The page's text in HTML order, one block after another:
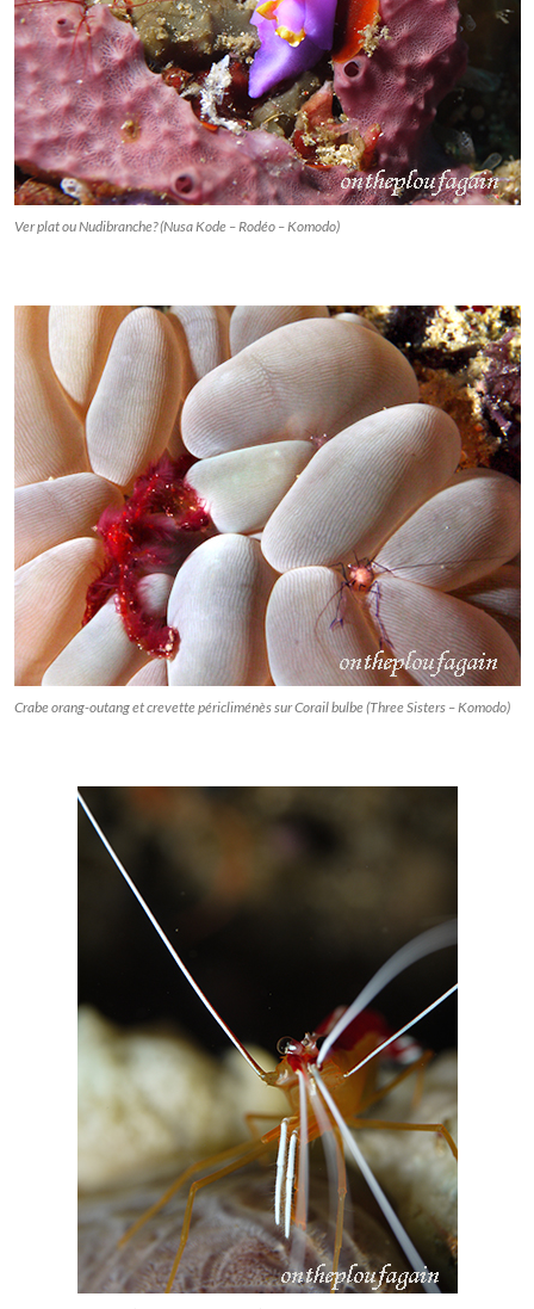
Ver plat ou Nudibranche? (Nusa Kode – Rodéo – Komodo)
Crabe orang-outang et crevette péricliménès sur Corail bulbe (Three Sisters – Komodo)